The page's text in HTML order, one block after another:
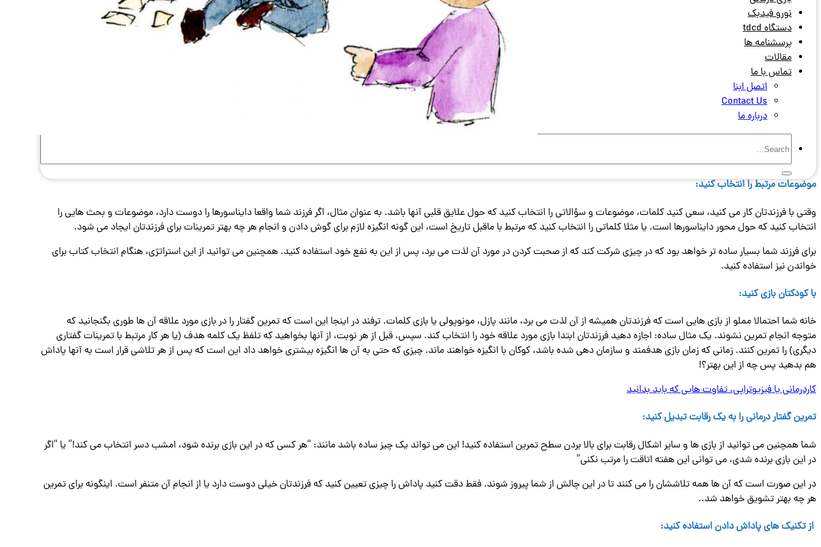
نورو فیدبک
دستگاه tdcd
پرسشنامه ها
مقالات
تماس با ما
اتصل ابنا
Contact Us
درباره ما
موضوعات مرتبط را انتخاب کنید:
وقتی با فرزندتان کار می کنید، سعی کنید کلمات، موضوعات و سؤالاتی را انتخاب کنید که حول علایق قلبی آنها باشد. به عنوان مثال، اگر فرزند شما واقعا دایناسورها را دوست دارد، موضوعات و بحث هایی را
انتخاب کنید که حول محور دایناسورها است. یا مثلا کلماتی را انتخاب کنید که مرتبط با ماقبل تاریخ است، این گونه انگیزه لازم برای گوش دادن و انجام هر چه بهتر تمرینات برای فرزندتان ایجاد می شود.
برای فرزند شما بسیار ساده تر خواهد بود که در چیزی شرکت کند که از صحبت کردن در مورد آن لذت می برد، پس از این به نفع خود استفاده کنید. همچنین می توانید از این استراتژی، هنگام انتخاب کتاب برای
خواندن نیز استفاده کنید.
با کودکتان بازی کنید:
خانه شما احتمالا مملو از بازی‌ هایی است که فرزندتان همیشه از آن لذت می برد، مانند پازل، مونوپولی یا بازی کلمات. ترفند در اینجا این است که تمرین گفتار را در بازی مورد علاقه آن ها طوری بگنجانید که
متوجه انجام تمرین نشوند. یک مثال ساده: اجازه دهید فرزندتان ابتدا بازی مورد علاقه خود را انتخاب کند. سپس، قبل از هر نوبت، از آنها بخواهید که تلفظ یک کلمه هدف (یا هر کار مرتبط با تمرینات گفتاری
دیگری) را تمرین کنند. زمانی که زمان بازی هدفمند و سازمان دهی شده باشد، کوکان با انگیزه خواهند ماند. چیزی که حتی به آن ها انگیزه بیشتری خواهد داد این است که پس از هر تلاشی قرار است به آنها پاداش
هم بدهید پس چه از این بهتر؟!
کاردرمانی یا فیزیوتراپی، تفاوت هایی که باید بدانید
تمرین گفتار درمانی را به یک رقابت تبدیل کنید:
شما همچنین می توانید از بازی ها و سایر اشکال رقابت برای بالا بردن سطح تمرین استفاده کنید! این می تواند یک چیز ساده باشد مانند: “هر کسی که در این بازی برنده شود، امشب دسر انتخاب می کند!” یا “اگر
در این بازی برنده شدی، می توانی این هفته اتاقت را مرتب نکنی”
در این صورت است که آن ها همه تلاششان را می کنند تا در این چالش از شما پیروز شوند. فقط دقت کنید پاداش را چیزی تعیین کنید که فرزندتان خیلی دوست دارد یا از انجام آن متنفر است. اینگونه برای تمرین
هر چه بهتر تشویق خواهد شد..
از تکنیک های پاداش دادن استفاده کنید: